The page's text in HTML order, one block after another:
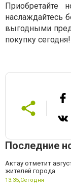
наслаждайтесь
выгодными
покупку сегодня!
Последние
Актау отметит
жителей города
13:35,Сегодня